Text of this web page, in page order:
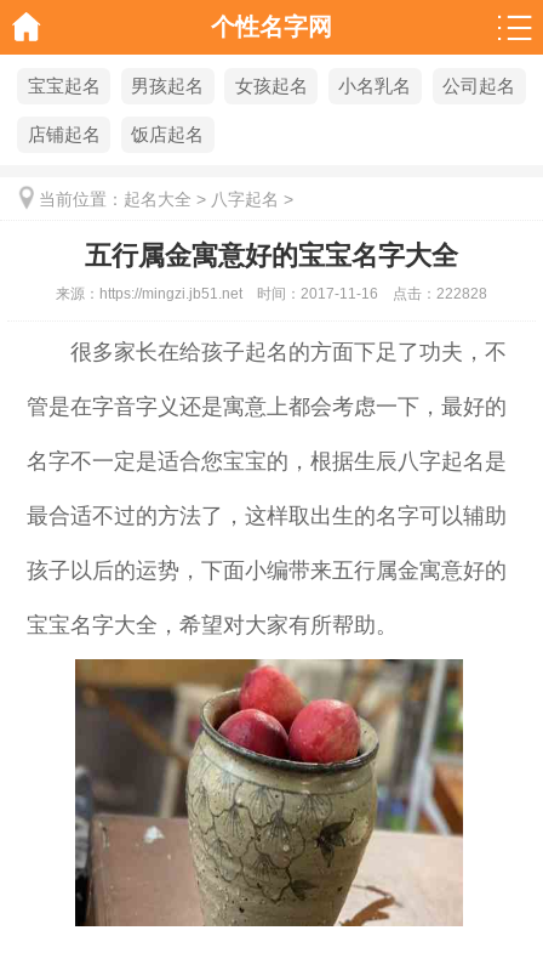
个性名字网
宝宝起名 男孩起名 女孩起名 小名乳名 公司起名
店铺起名 饭店起名
当前位置： 起名大全 > 八字起名 >
五行属金寓意好的宝宝名字大全
来源： https://mingzi.jb51.net 时间： 2017-11-16 点击： 222828
很多家长在给孩子起名的方面下足了功夫，不
管是在字音字义还是寓意上都会考虑一下，最好的
名字不一定是适合您宝宝的，根据生辰八字起名是
最合适不过的方法了，这样取出生的名字可以辅助
孩子以后的运势，下面小编带来五行属金寓意好的
宝宝名字大全，希望对大家有所帮助。